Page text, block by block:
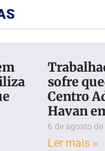
sofre
Centro
Havan
6 de agosto
Ler mais »